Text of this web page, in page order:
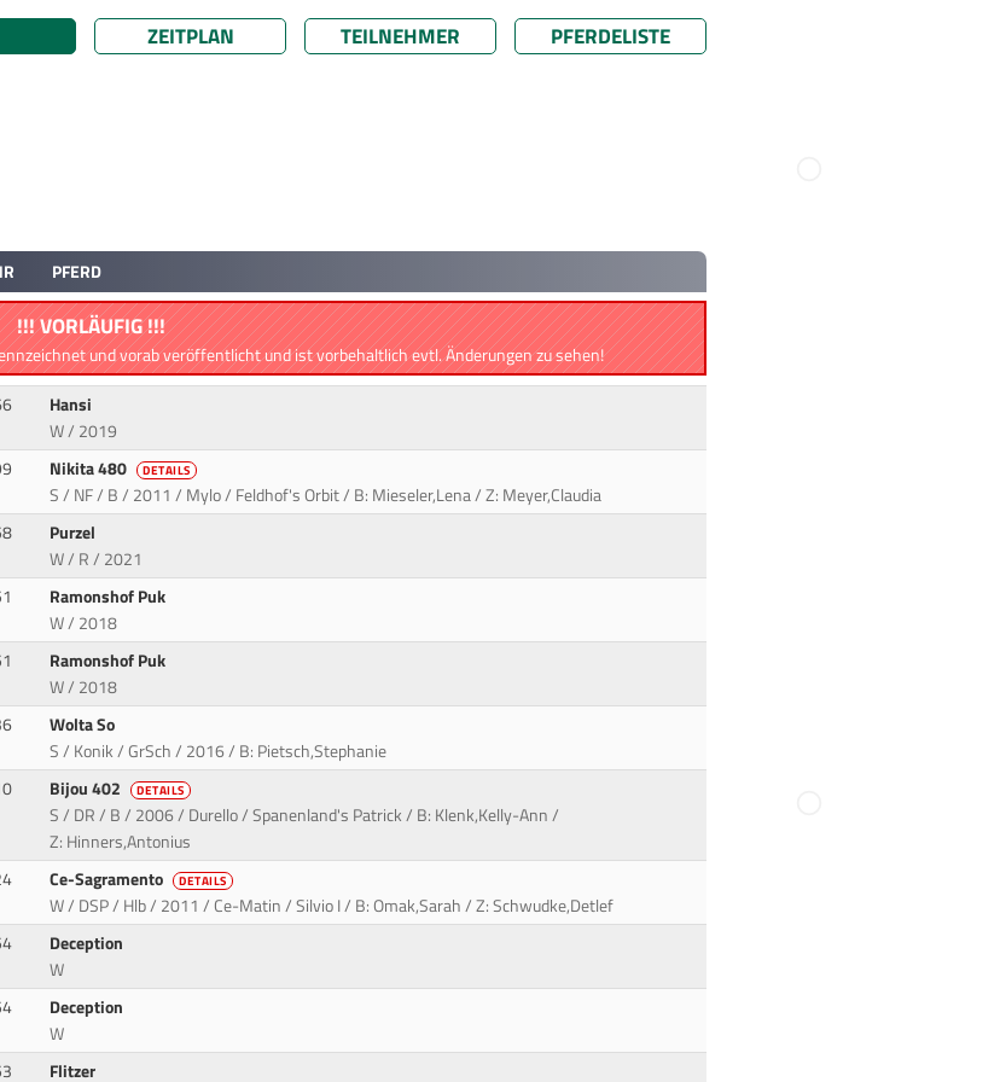
ZEITPLAN TEILNEHMER
PFERDELISTE
PFERD
!!! VORLÄUFIG !!!
und vorab veröffentlicht und ist vorbehaltlich evtl. Änderungen zu sehen!
Hansi
W / 2019
Nikita 480 DETAILS
S / NF / B / 2011 / Mylo / Feldhof's Orbit / B: Mieseler,Lena / Z: Meyer,Claudia
Purzel
W / R / 2021
Ramonshof Puk
W / 2018
Ramonshof Puk
W / 2018
Wolta So
S / Konik / GrSch / 2016 / B: Pietsch,Stephanie
Bijou 402 DETAILS
S / DR / B / 2006 / Durello / Spanenland's Patrick / B: Klenk,Kelly-Ann /
Z: Hinners,Antonius
Ce-Sagramento DETAILS
W / DSP / Hlb / 2011 / Ce-Matin / Silvio I / B: Omak,Sarah / Z: Schwudke,Detlef
Deception
W
Deception
W
Flitzer